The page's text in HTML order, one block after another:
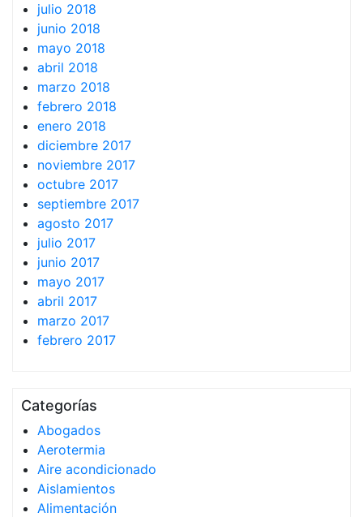
julio 2018
junio 2018
mayo 2018
abril 2018
marzo 2018
febrero 2018
enero 2018
diciembre 2017
noviembre 2017
octubre 2017
septiembre 2017
agosto 2017
julio 2017
junio 2017
mayo 2017
abril 2017
marzo 2017
febrero 2017
Categorías
Abogados
Aerotermia
Aire acondicionado
Aislamientos
Alimentación